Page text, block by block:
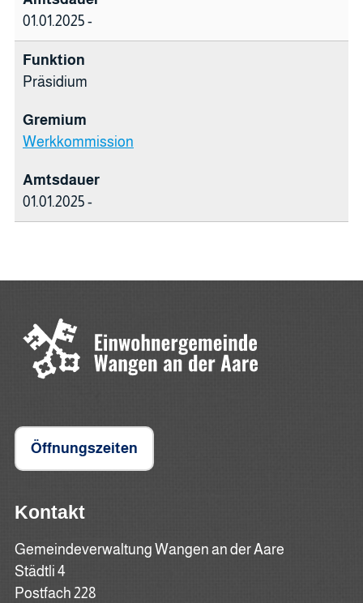
01.01.2025 -
Präsidium
Werkkommission
01.01.2025 -
Öffnungszeiten
Kontakt
Gemeindeverwaltung Wangen an der Aare
Städtli 4
Postfach 228